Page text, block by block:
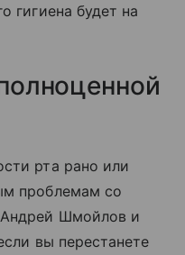
гигиена будет на
рта рано или
проблемам со
Шмойлов и
вы перестанете